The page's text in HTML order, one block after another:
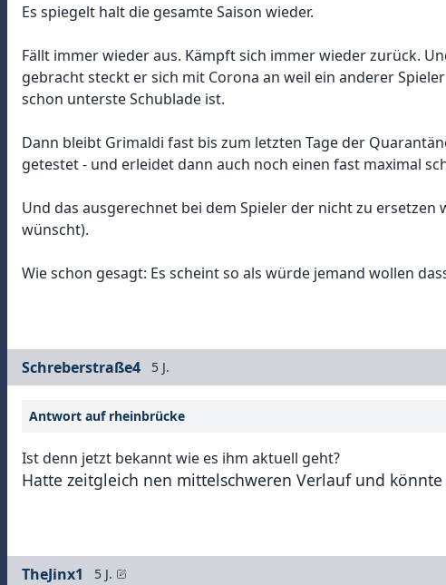
Es spiegelt halt die gesamte Saison wieder.
Fällt immer wieder aus. Kämpft sich immer wieder zurück.
gebracht steckt er sich mit Corona an weil ein anderer
schon unterste Schublade ist.
Dann bleibt Grimaldi fast bis zum letzten Tage der
getestet - und erleidet dann auch noch einen fast maximal
Und das ausgerechnet bei dem Spieler der nicht zu
wünscht).
Wie schon gesagt: Es scheint so als würde jemand wollen
Schreberstraße4 5 J.
Antwort auf rheinbrücke
Ist denn jetzt bekannt wie es ihm aktuell geht?
Hatte zeitgleich nen mittelschweren Verlauf und
TheJinx1 5 J.